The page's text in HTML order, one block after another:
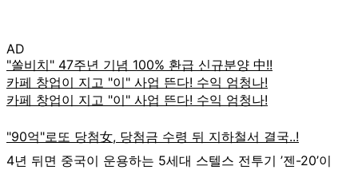
AD
4년 뒤면 중국이 운용하는 5세대 스텔스 전투기 ’젠-20’이